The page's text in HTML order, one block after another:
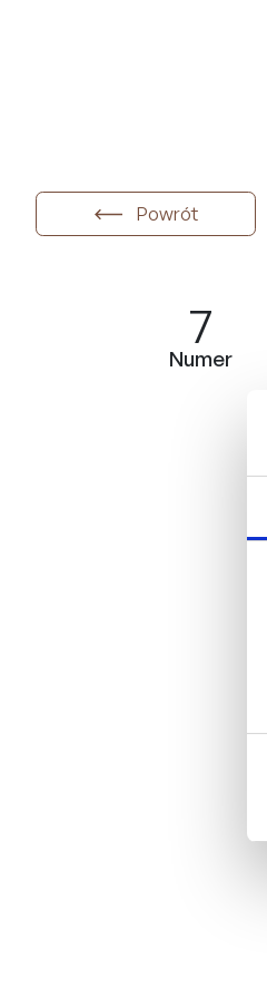
Powrót
Numer
7